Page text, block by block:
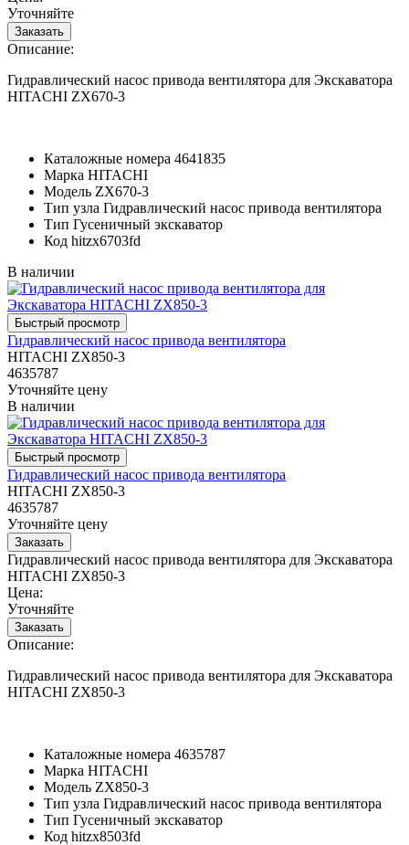
Уточняйте
Описание:
Гидравлический насос привода вентилятора для Экскаватора
HITACHI ZX670-3
Каталожные номера 4641835
Марка HITACHI
Модель ZX670-3
Тип узла Гидравлический насос привода вентилятора
Тип Гусеничный экскаватор
Код hitzx6703fd
В наличии
Гидравлический насос привода вентилятора
HITACHI ZX850-3
4635787
Уточняйте цену
В наличии
Гидравлический насос привода вентилятора
HITACHI ZX850-3
4635787
Уточняйте цену
Гидравлический насос привода вентилятора для Экскаватора
HITACHI ZX850-3
Цена:
Уточняйте
Описание:
Гидравлический насос привода вентилятора для Экскаватора
HITACHI ZX850-3
Каталожные номера 4635787
Марка HITACHI
Модель ZX850-3
Тип узла Гидравлический насос привода вентилятора
Тип Гусеничный экскаватор
Код hitzx8503fd